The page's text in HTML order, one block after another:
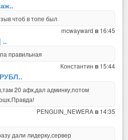
чтоб в топе был
mcwayward в 16:45
..
правильная
Константин в 15:44
20 афк,дал админку,потом
PENGUIN_NEWERAв 14:35
дали лидерку,сервер